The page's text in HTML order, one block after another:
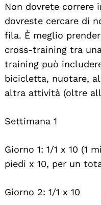
Non dovrete correre
dovreste cercare di
fila. È meglio
cross-training tra
training può
bicicletta, nuotare,
altra attività (oltre
Settimana 1
Giorno 1: 1/1 x 10 (1
piedi x 10, per un
Giorno 2: 1/1 x 10